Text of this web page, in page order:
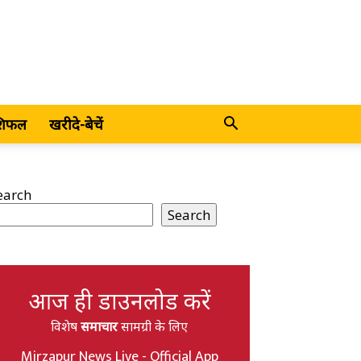
खरीदे-बेचें
Search
आज ही डाउनलोड करें
विशेषसमाचारसामग्री के लिए